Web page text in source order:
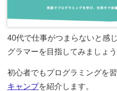
40代で仕事がつまらないと感
グラマーを目指してみましょう
初心者でもプログラミングを
キャンプを紹介します。